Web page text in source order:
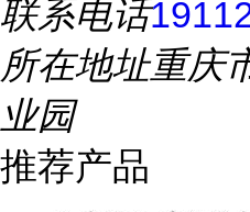
联系电话
所在地址重庆
业园
推荐产品